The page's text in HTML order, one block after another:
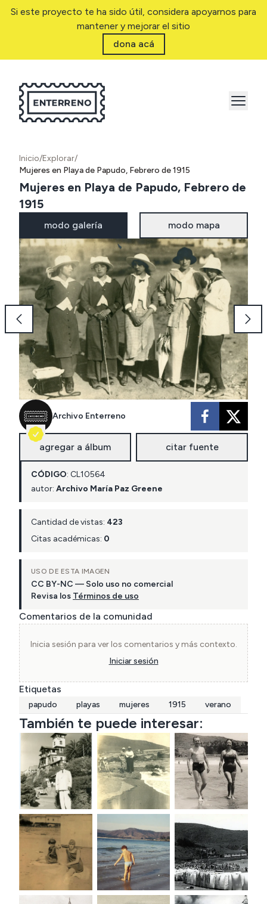
Si este proyecto te ha sido útil, considera apoyarnos para
mantener y mejorar el sitio
dona acá
Inicio/Explorar/
Mujeres en Playa de Papudo, Febrero de 1915
Mujeres en Playa de Papudo, Febrero de
1915
modo galería modo mapa
Archivo Enterreno
agregar a álbum citar fuente
CÓDIGO: CL10564
autor: Archivo María Paz Greene
Cantidad de vistas: 423
Citas académicas: 0
USO DE ESTA IMAGEN
CC BY-NC — Solo uso no comercial
Revisa los Términos de uso
Comentarios de la comunidad
Inicia sesión para ver los comentarios y más contexto.
Iniciar sesión
Etiquetas
papudo playas mujeres 1915 verano
También te puede interesar: